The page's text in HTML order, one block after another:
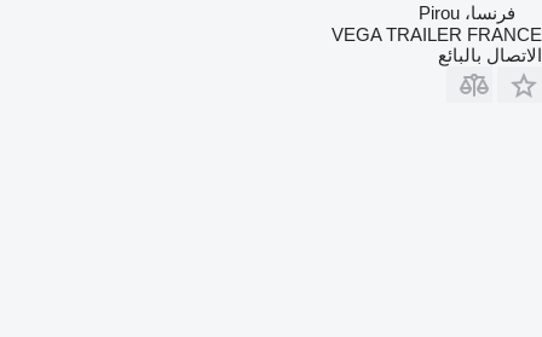
فرنسا، Pirou
VEGA TRAILER FRANCE
الاتصال بالبائع